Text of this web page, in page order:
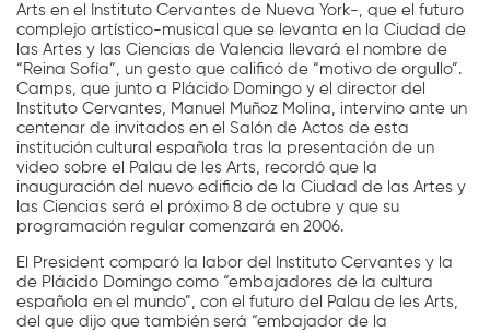
Arts en el Instituto Cervantes de Nueva York-, que el futuro
complejo artístico-musical que se levanta en la Ciudad de
las Artes y las Ciencias de Valencia llevará el nombre de
“Reina Sofía”, un gesto que calificó de “motivo de orgullo”.
Camps, que junto a Plácido Domingo y el director del
Instituto Cervantes, Manuel Muñoz Molina, intervino ante un
centenar de invitados en el Salón de Actos de esta
institución cultural española tras la presentación de un
video sobre el Palau de les Arts, recordó que la
inauguración del nuevo edificio de la Ciudad de las Artes y
las Ciencias será el próximo 8 de octubre y que su
programación regular comenzará en 2006.
El President comparó la labor del Instituto Cervantes y la
de Plácido Domingo como “embajadores de la cultura
española en el mundo”, con el futuro del Palau de les Arts,
del que dijo que también será “embajador de la